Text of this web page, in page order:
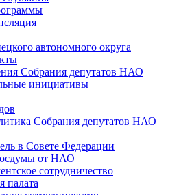
автономного округа
Собрания депутатов НАО
инициативы
Собрания депутатов НАО
в Совете Федерации
от НАО
сотрудничество
палата